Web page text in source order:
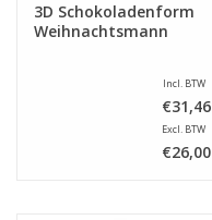
3D Schokoladenform
Weihnachtsmann
Incl. BTW
€31,46
Excl. BTW
€26,00